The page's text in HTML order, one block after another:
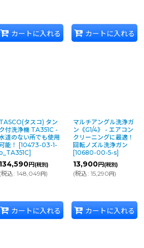
カートに入れる カートに入れる
TASCO(タスコ) タン
ク付洗浄機 TA351C -
道のない所でも使用
能！
[10473-03-1-
]
134,590円 (税別)
(税込: 148,049 円)
カートに入れる
マルチアングル洗浄ガ
ン《G1/4》 - エアコン
クリーニングに最適！
回転ノズル洗浄ガン
[10680-00-5-s]
13,900円 (税別)
(税込: 15,290 円)
カートに入れる